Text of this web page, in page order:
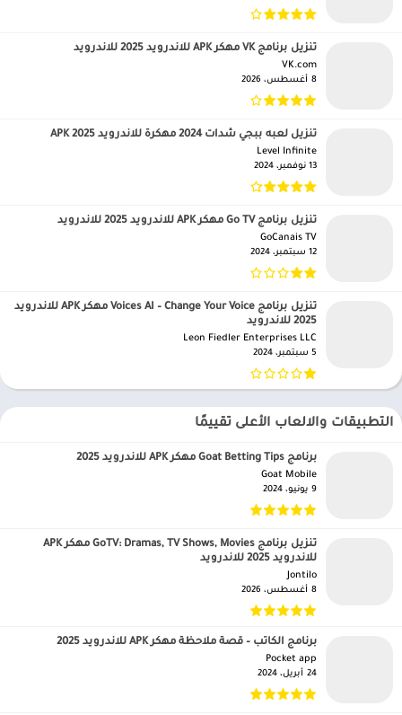
تنزيل برنامج VK مهكر APK للاندرويد 2025 للاندرويد
VK.com‏
8 أغسطس، 2026
تنزيل لعبه ببجي شدات 2024 مهكرة للاندرويد APK 2025
Level Infinite‏
13 نوفمبر، 2024
تنزيل برنامج Go TV مهكر APK للاندرويد 2025 للاندرويد
GoCanais TV‏
12 سبتمبر، 2024
تنزيل برنامج Voices AI – Change Your Voice مهكر APK للاندرويد
2025 للاندرويد
Leon Fiedler Enterprises LLC‏
5 سبتمبر، 2024
التطبيقات والالعاب الأعلى تقييمًا
برنامج Goat Betting Tips مهكر APK للاندرويد 2025
Goat Mobile‏
9 يونيو، 2024
تنزيل برنامج GoTV: Dramas, TV Shows, Movies مهكر APK
للاندرويد 2025 للاندرويد
Jontilo‏
8 أغسطس، 2026
برنامج الكاتب – قصة ملاحظة مهكر APK للاندرويد 2025
Pocket app‏
24 أبريل، 2024